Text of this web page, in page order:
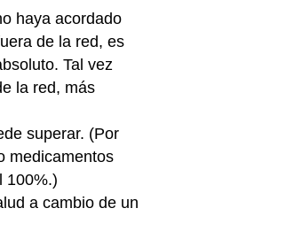
haya acordado
de la red, es
Tal vez
la red, más
superar. (Por
medicamentos
100%.)
a cambio de un